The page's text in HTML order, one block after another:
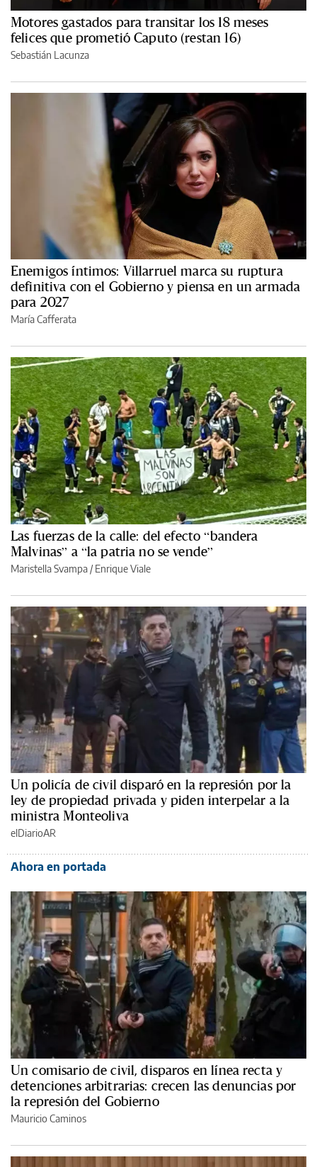
Motores gastados para transitar los 18 meses
felices que prometió Caputo (restan 16)
Sebastián Lacunza
Enemigos íntimos: Villarruel marca su ruptura
definitiva con el Gobierno y piensa en un armada
para 2027
María Cafferata
Las fuerzas de la calle: del efecto “bandera
Malvinas” a “la patria no se vende”
Maristella Svampa /Enrique Viale
Un policía de civil disparó en la represión por la
ley de propiedad privada y piden interpelar a la
ministra Monteoliva
elDiarioAR
Ahora en portada
Un comisario de civil, disparos en línea recta y
detenciones arbitrarias: crecen las denuncias por
la represión del Gobierno
Mauricio Caminos